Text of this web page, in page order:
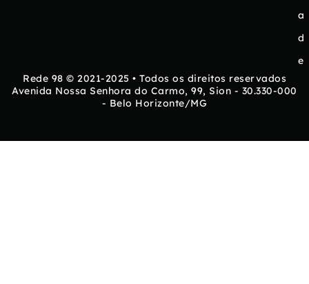
a
d
e
Rede 98 © 2021-2025 • Todos os direitos reservados
Avenida Nossa Senhora do Carmo, 99, Sion - 30.330-000
- Belo Horizonte/MG